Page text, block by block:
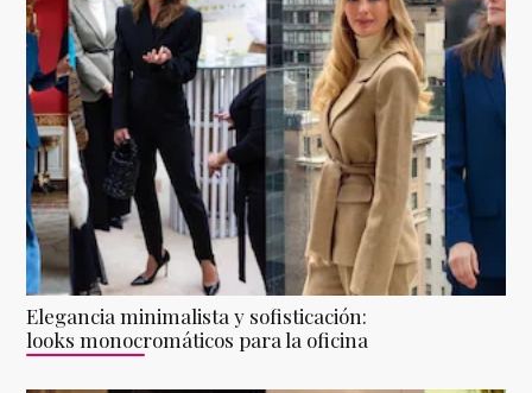
Elegancia minimalista y sofisticación:
looks monocromáticos para la oficina